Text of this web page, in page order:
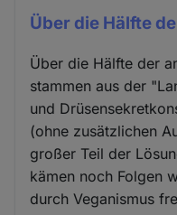
Über die Hälfte
Über die Hälfte der
stammen aus der
und
(ohne zusätzlichen
großer Teil der
kämen noch Folgen
durch Veganismus